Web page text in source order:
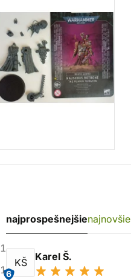
1
1
najprospešnejšienajnovšie
KŠ
6
Karel Š.